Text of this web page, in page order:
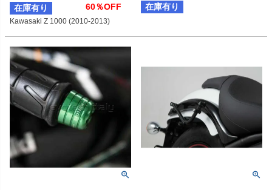
在庫有り 60％OFF
Kawasaki Z 1000 (2010-2013)
在庫有り